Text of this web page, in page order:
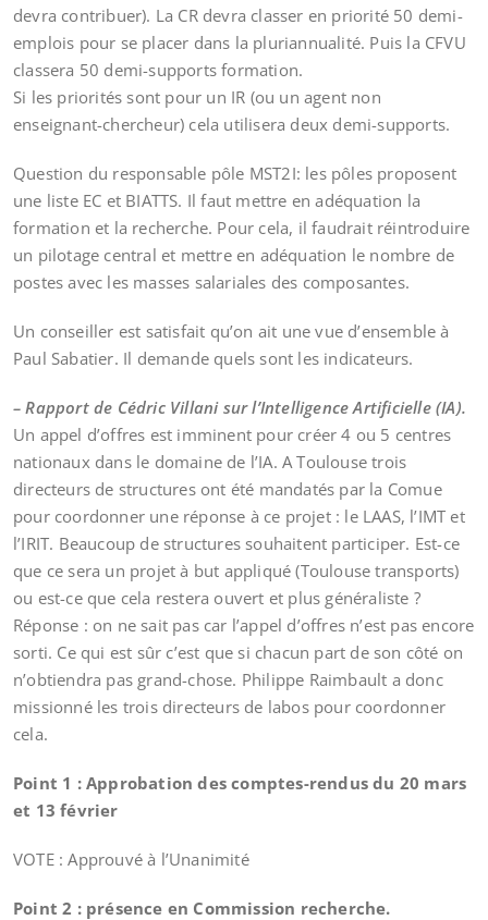
devra contribuer). La CR devra classer en priorité 50 demi-
emplois pour se placer dans la pluriannualité. Puis la CFVU
classera 50 demi-supports formation.
Si les priorités sont pour un IR (ou un agent non
enseignant-chercheur) cela utilisera deux demi-supports.
Question du responsable pôle MST2I: les pôles proposent
une liste EC et BIATTS. Il faut mettre en adéquation la
formation et la recherche. Pour cela, il faudrait réintroduire
un pilotage central et mettre en adéquation le nombre de
postes avec les masses salariales des composantes.
Un conseiller est satisfait qu’on ait une vue d’ensemble à
Paul Sabatier. Il demande quels sont les indicateurs.
– Rapport de Cédric Villani sur l’Intelligence Artificielle (IA).
Un appel d’offres est imminent pour créer 4 ou 5 centres
nationaux dans le domaine de l’IA. A Toulouse trois
directeurs de structures ont été mandatés par la Comue
pour coordonner une réponse à ce projet : le LAAS, l’IMT et
l’IRIT. Beaucoup de structures souhaitent participer. Est-ce
que ce sera un projet à but appliqué (Toulouse transports)
ou est-ce que cela restera ouvert et plus généraliste ?
Réponse : on ne sait pas car l’appel d’offres n’est pas encore
sorti. Ce qui est sûr c’est que si chacun part de son côté on
n’obtiendra pas grand-chose. Philippe Raimbault a donc
missionné les trois directeurs de labos pour coordonner
cela.
Point 1 : Approbation des comptes-rendus du 20 mars
et 13 février
VOTE : Approuvé à l’Unanimité
Point 2 : présence en Commission recherche.